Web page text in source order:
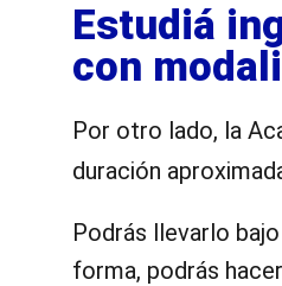
Estudiá
con
Por otro lado, la
duración
Podrás llevarlo
forma, podrás